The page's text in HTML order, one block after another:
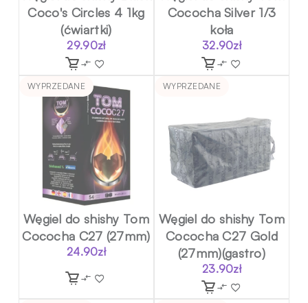
Coco's Circles 4 1kg
(ćwiartki)
29.90zł
Cococha Silver 1/3
koła
32.90zł
WYPRZEDANE
Węgiel do shishy Tom
Cococha C27 (27mm)
24.90zł
WYPRZEDANE
Węgiel do shishy Tom
Cococha C27 Gold
(27mm)(gastro)
23.90zł